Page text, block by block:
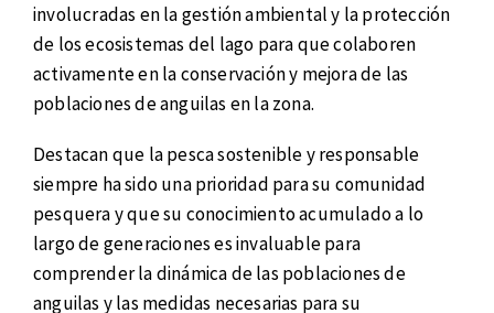
involucradas en la gestión ambiental y la protección
de los ecosistemas del lago para que colaboren
activamente en la conservación y mejora de las
poblaciones de anguilas en la zona.
Destacan que la pesca sostenible y responsable
siempre ha sido una prioridad para su comunidad
pesquera y que su conocimiento acumulado a lo
largo de generaciones es invaluable para
comprender la dinámica de las poblaciones de
anguilas y las medidas necesarias para su